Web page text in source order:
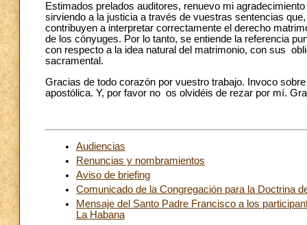
Estimados prelados auditores, renuevo mi
sirviendo a la justicia a través de vuestras sentencias
contribuyen a interpretar correctamente el derecho
de los cónyuges. Por lo tanto, se entiende la referencia
con respecto a la idea natural del matrimonio, con sus
sacramental.
Gracias de todo corazón por vuestro trabajo. Invoco
apostólica. Y, por favor no os olvidéis de rezar por mí.
Audiencias
Renuncias y nombramientos
Aviso de briefing
Comunicado de la Congregación para la Doctrina
Mensaje del Santo Padre Francisco a los
La Habana